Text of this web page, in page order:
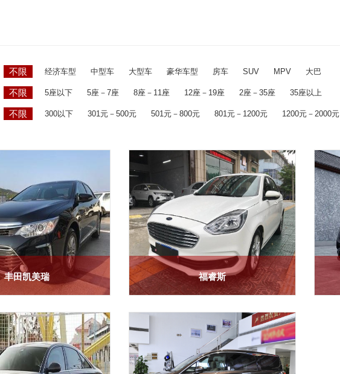
不限 经济车型 中型车 大型车 豪华车型 房车 SUV MPV 大巴
不限 5座以下 5座－7座 8座－11座 12座－19座 2座－35座 35座以上
不限 300以下 301元－500元 501元－800元 801元－1200元 1200元－2000元
丰田凯美瑞 福睿斯